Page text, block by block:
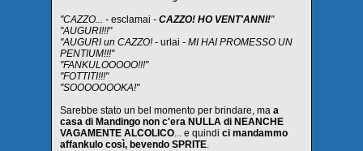
"CAZZO... - esclamai - CAZZO! HO VENT'ANNI!"
"AUGURI!!!"
"AUGURI un CAZZO! - urlai - MI HAI PROMESSO UN
PENTIUM!!!"
"FANKULOOOOO!!!"
"FOTTITI!!!"
"SOOOOOOOKA!"
Sarebbe stato un bel momento per brindare, ma a
casa di Mandingo non c'era NULLA di NEANCHE
VAGAMENTE ALCOLICO... e quindi ci mandammo
affankulo così, bevendo SPRITE.